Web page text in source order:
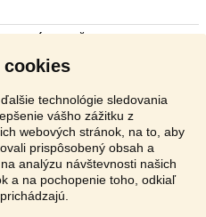
cookies
technológie sledovania
vášho zážitku z
webových stránok, na to, aby
prispôsobený obsah a
analýzu návštevnosti našich
a na pochopenie toho, odkiaľ
elektrický chopper v čiernej farbe.
- 940 02
2 3 Ďalšia